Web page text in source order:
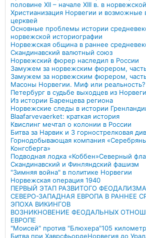
половине XII – начале XIII в. в
Христианизация Норвегии и возможные
церквей
Основные проблемы истории
норвежской историографии
Норвежская община в раннее
Скандинавский валютный союз
Норвежский фюрер наследил в России
Замужем за норвежским фюрером,
Замужем за норвежским фюрером,
Масоны Норвегии. Миф или реальность?
Петербург в судьбе выходцев из
Из истории Баренцева региона
Норвежские следы в истории
Blaafarvevaerket: краткая история
Квислинг мечтал о колонии в России
Битва за Нарвик и 3 горнострелковая
Горнодобывающая компания
Конгсберга»
Подводная лодка «Коббен»Северный
Скандинавский и Финляндский фашизм
"Зимняя война" в политике Норвегии
Норвежская операция 1940
ПЕРВЫЙ ЭТАП РАЗВИТОГО ФЕОДАЛИЗМА
СЕВЕРО-ЗАПАДНАЯ ЕВРОПА В РАННЕЕ
ЭПОХА ВИКИНГОВ
ВОЗНИКНОВЕНИЕ ФЕОДАЛЬНЫХ
ЕВРОПЕ
"Моисей" против "Блюхера"105
Битва при ХаврсфьордеНорвегия до